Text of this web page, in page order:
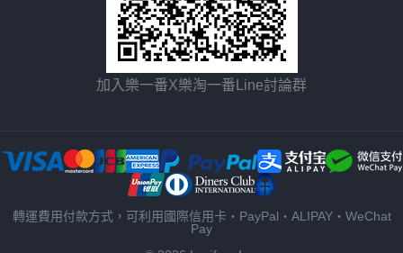
加入樂一番X樂淘一番Line討論群
轉運費用付款方式，可利用國際信用卡・PayPal・ALIPAY・WeChat
Pay